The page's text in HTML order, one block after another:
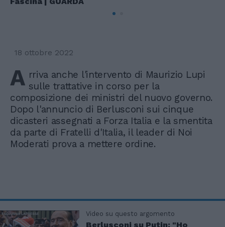
18 ottobre 2022
A rriva anche l'intervento di Maurizio Lupi
sulle trattative in corso per la
composizione dei ministri del nuovo governo.
Dopo l'annuncio di Berlusconi sui cinque
dicasteri assegnati a Forza Italia e la smentita
da parte di Fratelli d'Italia, il leader di Noi
Moderati prova a mettere ordine.
Video su questo argomento
Berlusconi su Putin: "Ho